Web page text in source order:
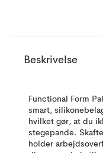
Beskrivelse
Functional Form
smart,
hvilket gør, at du
stegepande.
holder